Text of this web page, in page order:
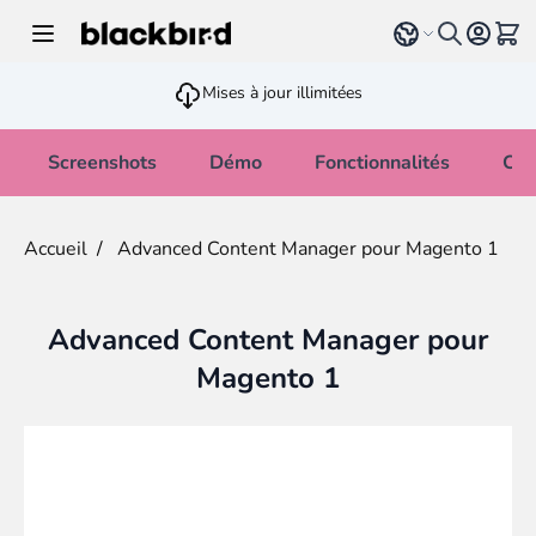
Select language
Voir
Mises à jour illimitées
Screenshots Démo Fonctionnalités
Accueil / Advanced Content Manager pour Magento 1
Advanced Content Manager pour
Magento 1